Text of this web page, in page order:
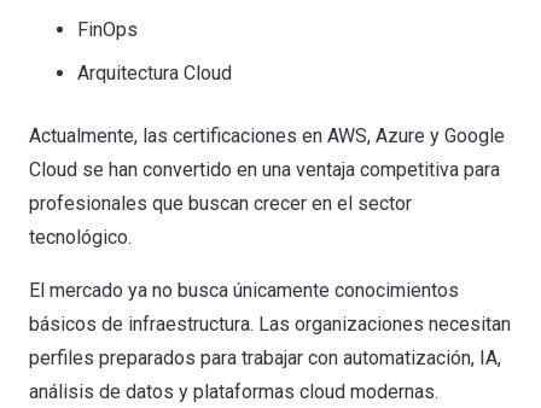
FinOps
Arquitectura Cloud
Actualmente, las certificaciones en AWS, Azure y Google
Cloud se han convertido en una ventaja competitiva para
profesionales que buscan crecer en el sector
tecnológico.
El mercado ya no busca únicamente conocimientos
básicos de infraestructura. Las organizaciones necesitan
perfiles preparados para trabajar con automatización, IA,
análisis de datos y plataformas cloud modernas.